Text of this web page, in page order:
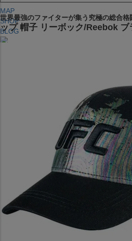
MAP
SHOP
BLOG
大阪府大阪市中央区西心斎橋1丁目6番14号
JR水道橋駅西口店
営業：土・日・祝日のみ 12:00-18:00
世界最強のファイターが集う究極の総合格
ップ 帽子 リーボック/Reebok